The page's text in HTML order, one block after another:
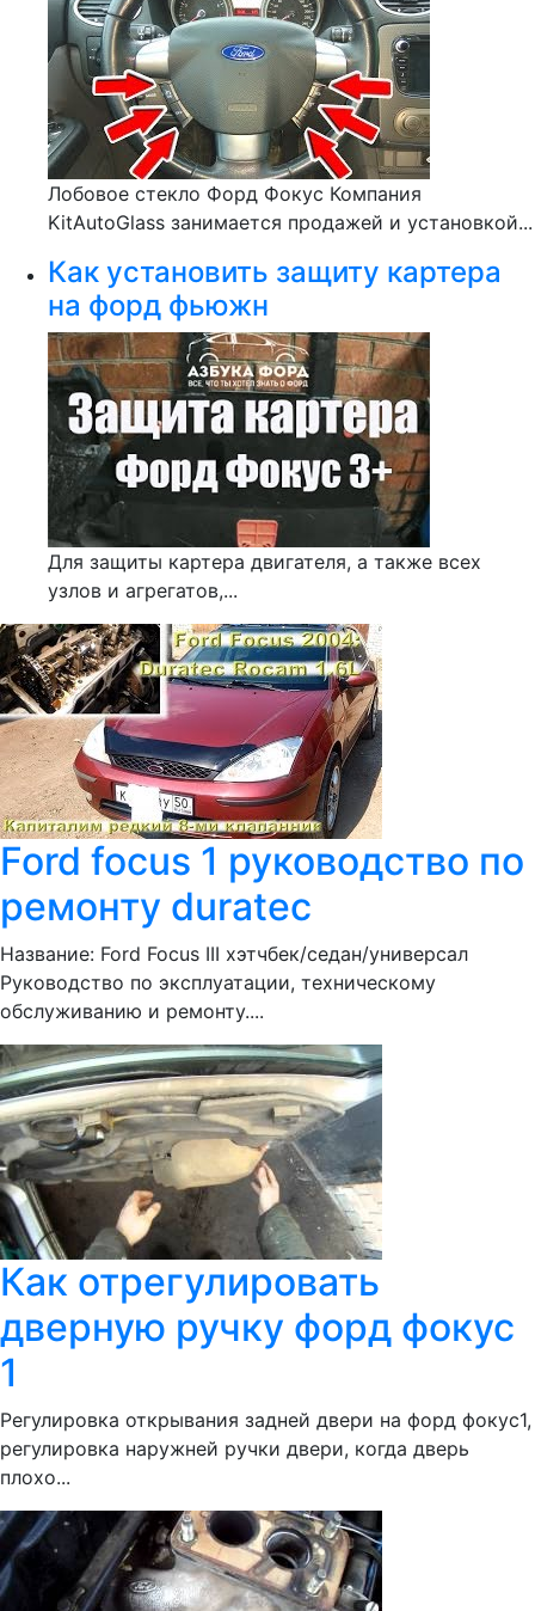
Лобовое стекло Форд Фокус Компания
KitAutoGlass занимается продажей и установкой...
Как установить защиту картера
на форд фьюжн
Для защиты картера двигателя, а также всех
узлов и агрегатов,...
Ford focus 1 руководство по
ремонту duratec
Название: Ford Focus III хэтчбек/седан/универсал
Руководство по эксплуатации, техническому
обслуживанию и ремонту....
Как отрегулировать
дверную ручку форд фокус
1
Регулировка открывания задней двери на форд фокус1,
регулировка наружней ручки двери, когда дверь
плохо...